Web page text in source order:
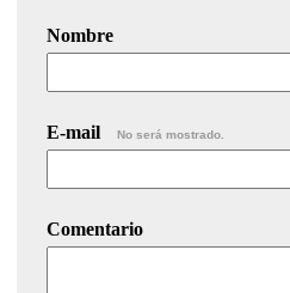
Nombre
E-mail No será mostrado.
Comentario